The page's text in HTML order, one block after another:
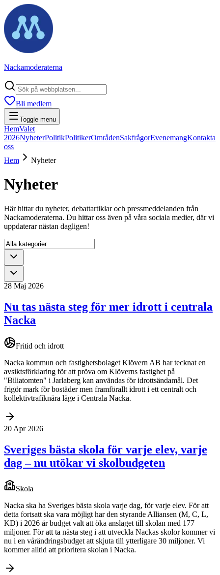
Nackamoderaterna
Bli medlem
Toggle menu
HemValet
2026NyheterPolitikPolitikerOmrådenSakfrågorEvenemangKontakta
oss
Hem
Nyheter
Nyheter
Här hittar du nyheter, debattartiklar och pressmeddelanden från
Nackamoderaterna. Du hittar oss även på våra sociala medier, där vi
uppdaterar nästan dagligen!
28 Maj 2026
Nu tas nästa steg för mer idrott i centrala
Nacka
Fritid och idrott
Nacka kommun och fastighetsbolaget Klövern AB har tecknat en
avsiktsförklaring för att pröva om Klöverns fastighet på
"Biliatomten" i Jarlaberg kan användas för idrottsändamål. Det
frigör mark för bostäder men framförallt idrott i ett centralt och
kollektivtrafiknära läge i Centrala Nacka.
20 Apr 2026
Sveriges bästa skola för varje elev, varje
dag – nu utökar vi skolbudgeten
Skola
Nacka ska ha Sveriges bästa skola varje dag, för varje elev. För att
detta fortsatt ska vara möjligt har den styrande Alliansen (M, C, L,
KD) i 2026 år budget valt att öka anslaget till skolan med 177
miljoner. För att ta nästa steg i att utveckla Nackas skolor kommer vi
nu i en vårändringsbudget att skjuta till ytterligare 30 miljoner. Vi
kommer alltid att prioritera skolan i Nacka.